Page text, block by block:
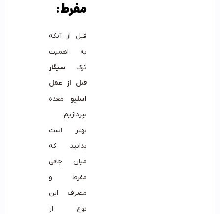
مفرط:
قبل از آنکه
به اهمیت
ترکسیگار
قبل از عمل
اسلیومعده
بپردازیم،
بهتر است
بدانید که
میان چاقی
مفرط و
مصرف این
نوع از